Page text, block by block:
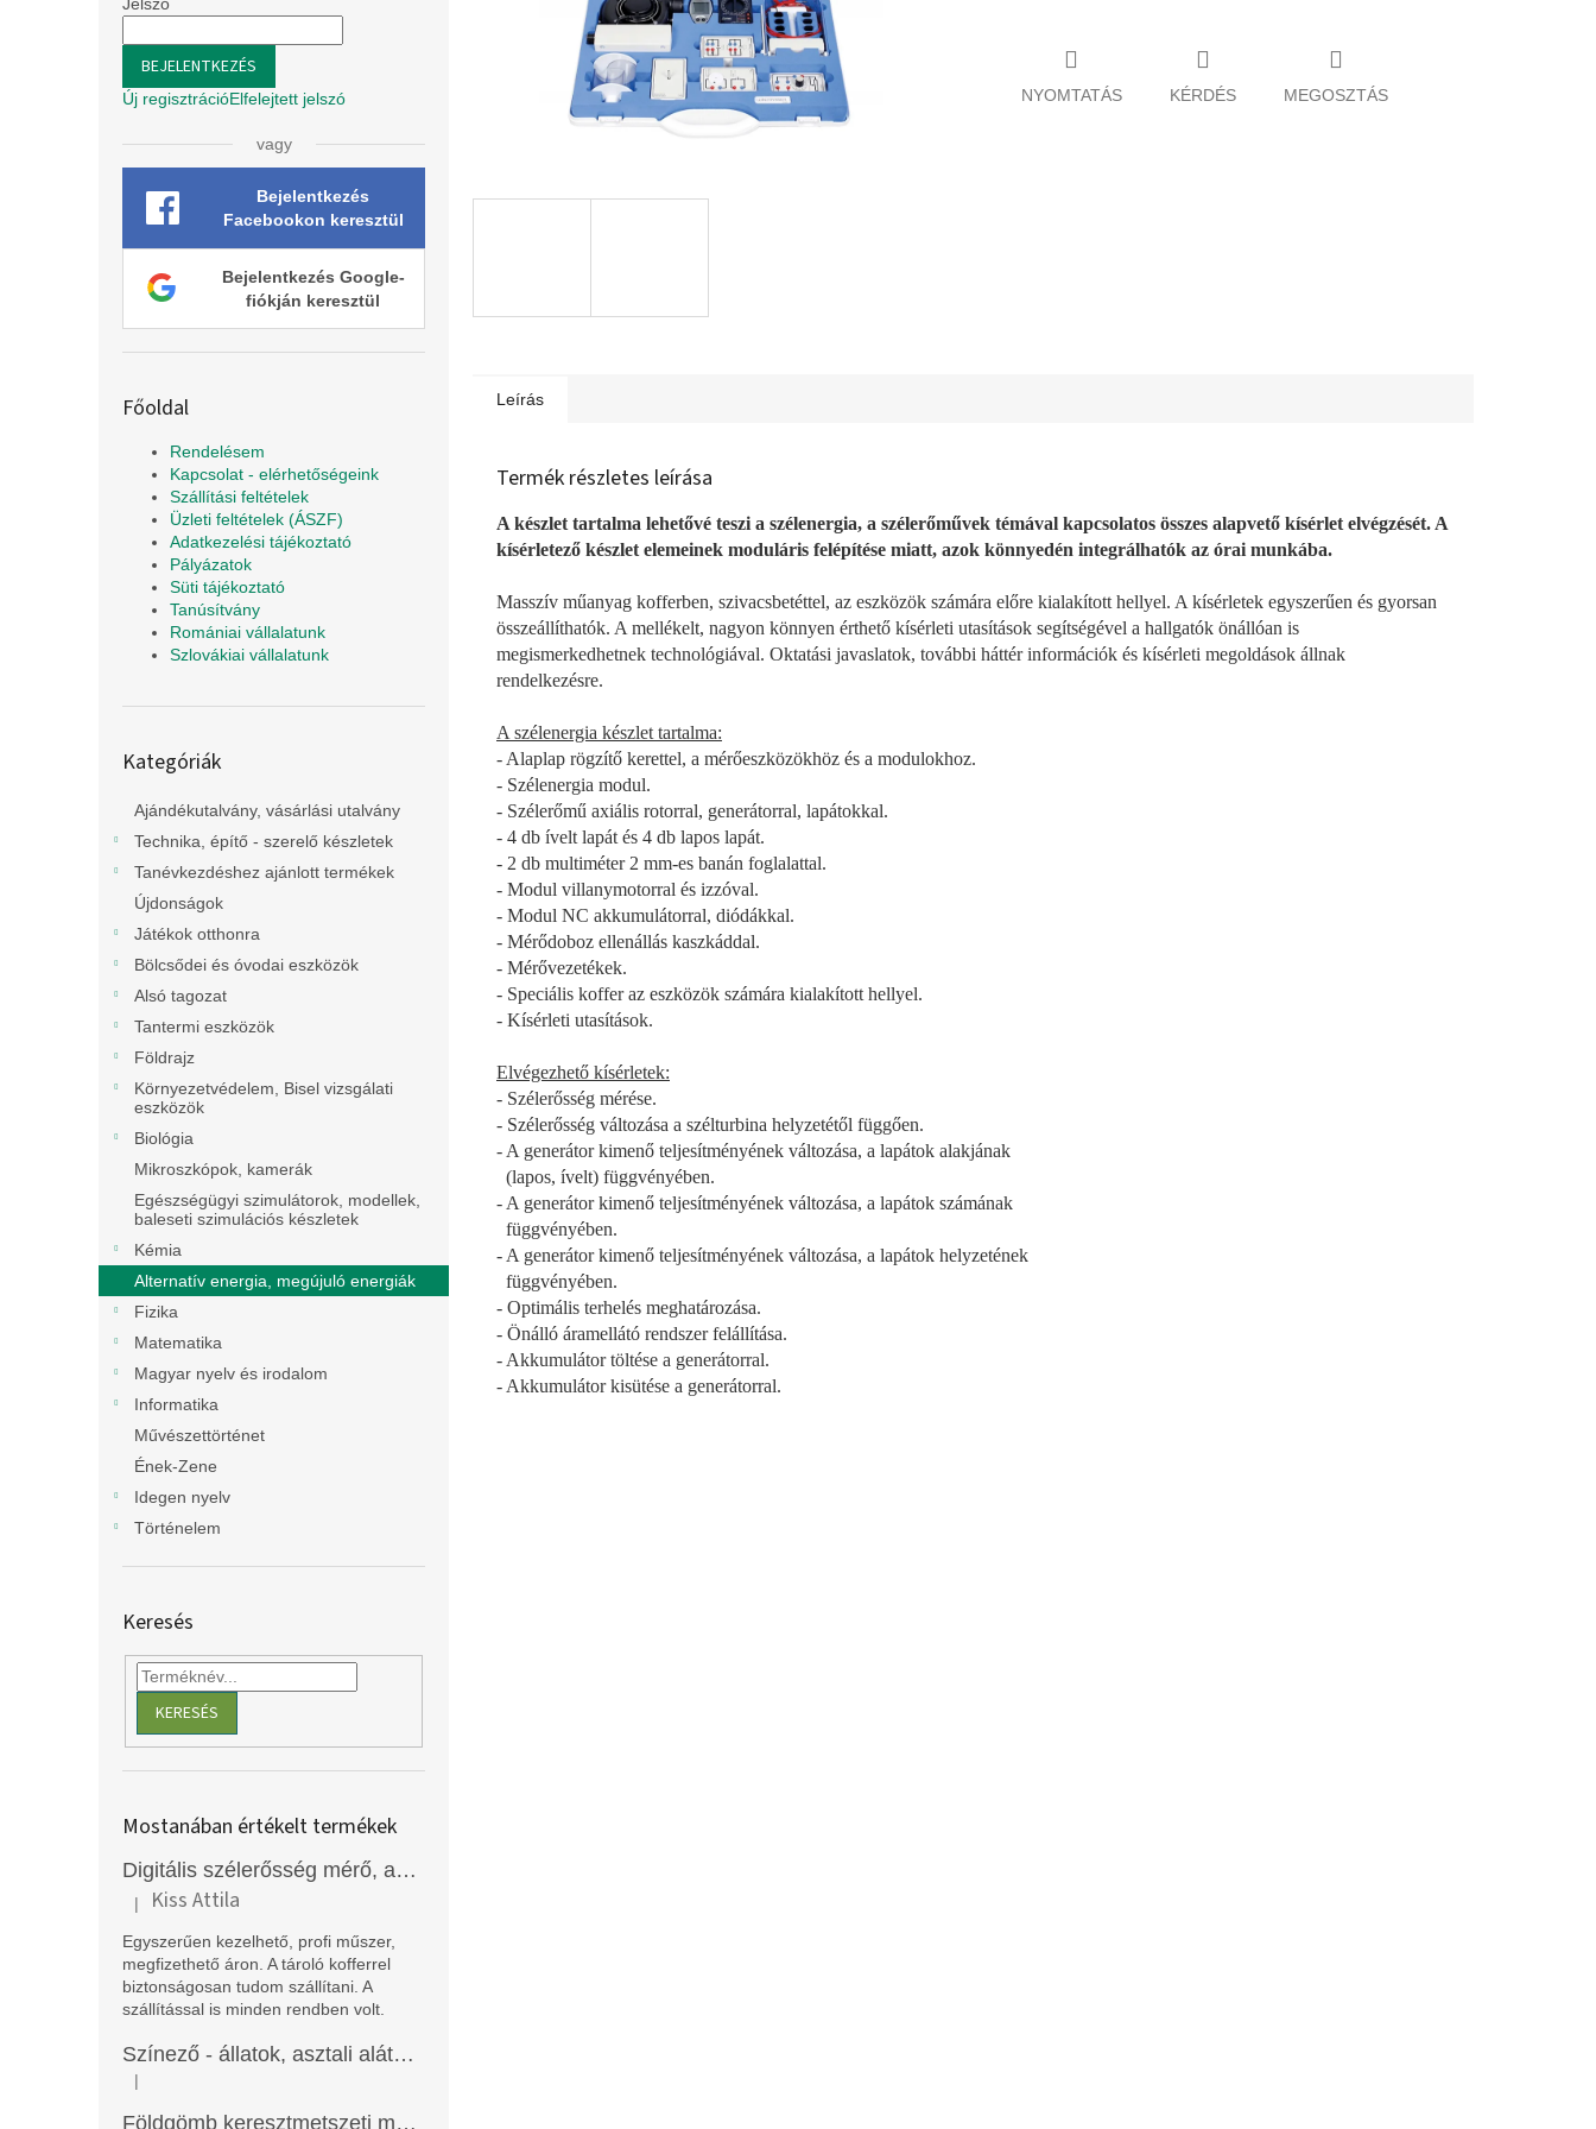
BEJELENTKEZÉS
Új regisztrációElfelejtett jelszó
vagy
Bejelentkezés
Facebookon keresztül
Bejelentkezés Google-
fiókján keresztül
Főoldal
Rendelésem
Kapcsolat - elérhetőségeink
Szállítási feltételek
Üzleti feltételek (ÁSZF)
Adatkezelési tájékoztató
Pályázatok
Süti tájékoztató
Tanúsítvány
Romániai vállalatunk
Szlovákiai vállalatunk
átugrása
Kategóriák
Ajándékutalvány, vásárlási utalvány
Technika, építő - szerelő készletek
Tanévkezdéshez ajánlott termékek
Újdonságok
Játékok otthonra
Bölcsődei és óvodai eszközök
Alsó tagozat
Tantermi eszközök
Földrajz
Környezetvédelem, Bisel vizsgálati
eszközök
Biológia
Mikroszkópok, kamerák
Egészségügyi szimulátorok, modellek,
baleseti szimulációs készletek
Kémia
Alternatív energia, megújuló energiák
Fizika
Matematika
Magyar nyelv és irodalom
Informatika
Művészettörténet
Ének-Zene
Idegen nyelv
Történelem
Keresés
KERESÉS
Mostanában értékelt termékek
Digitális szélerősség mérő, anemométer, EM2250
A termék értékelése 5-ből 5 csillag.
| Kiss Attila
Egyszerűen kezelhető, profi műszer,
megfizethető áron. A tároló kofferrel
biztonságosan tudom szállítani. A
szállítással is minden rendben volt.
Színező - állatok, asztali alátét, Funny Mat
A termék értékelése 5-ből 5 csillag.
|
Földgömb keresztmetszeti modell
NYOMTATÁS KÉRDÉS MEGOSZTÁS
Leírás
Termék részletes leírása
A készlet tartalma lehetővé teszi a szélenergia, a szélerőművek témával kapcsolatos összes alapvető kísérlet elvégzését. A
kísérletező készlet elemeinek moduláris felépítése miatt, azok könnyedén integrálhatók az órai munkába.
Masszív műanyag kofferben, szivacsbetéttel, az eszközök számára előre kialakított hellyel. A kísérletek egyszerűen és gyorsan
összeállíthatók. A mellékelt, nagyon könnyen érthető kísérleti utasítások segítségével a hallgatók önállóan is
megismerkedhetnek technológiával. Oktatási javaslatok, további háttér információk és kísérleti megoldások állnak
rendelkezésre.
A szélenergia készlet tartalma:
- Alaplap rögzítő kerettel, a mérőeszközökhöz és a modulokhoz.
- Szélenergia modul.
- Szélerőmű axiális rotorral, generátorral, lapátokkal.
- 4 db ívelt lapát és 4 db lapos lapát.
- 2 db multiméter 2 mm-es banán foglalattal.
- Modul villanymotorral és izzóval.
- Modul NC akkumulátorral, diódákkal.
- Mérődoboz ellenállás kaszkáddal.
- Mérővezetékek.
- Speciális koffer az eszközök számára kialakított hellyel.
- Kísérleti utasítások.
Elvégezhető kísérletek:
- Szélerősség mérése.
- Szélerősség változása a szélturbina helyzetétől függően.
- A generátor kimenő teljesítményének változása, a lapátok alakjának
(lapos, ívelt) függvényében.
- A generátor kimenő teljesítményének változása, a lapátok számának
függvényében.
- A generátor kimenő teljesítményének változása, a lapátok helyzetének
függvényében.
- Optimális terhelés meghatározása.
- Önálló áramellátó rendszer felállítása.
- Akkumulátor töltése a generátorral.
- Akkumulátor kisütése a generátorral.